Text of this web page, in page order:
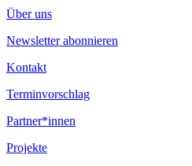
Über uns
Newsletter abonnieren
Kontakt
Terminvorschlag
Partner*innen
Projekte